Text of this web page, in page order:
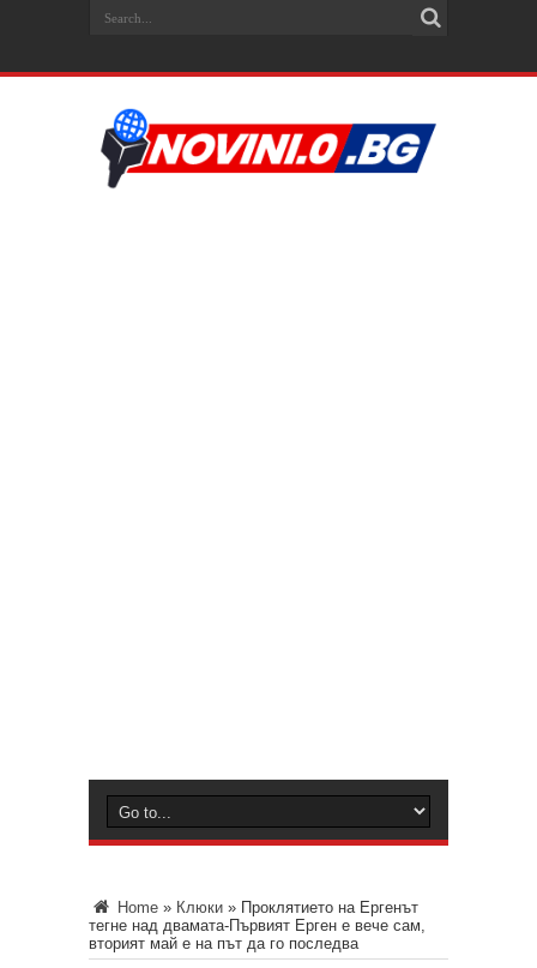
Home » Клюки » Проклятието на Ергенът
тегне над двамата-Първият Ерген е вече сам,
вторият май е на път да го последва